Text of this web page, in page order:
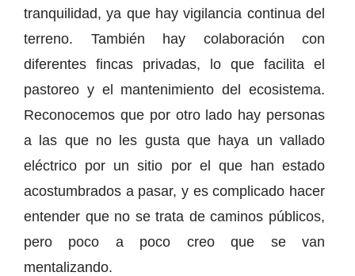
tranquilidad, ya que hay vigilancia continua del
terreno. También hay colaboración con
diferentes fincas privadas, lo que facilita el
pastoreo y el mantenimiento del ecosistema.
Reconocemos que por otro lado hay personas
a las que no les gusta que haya un vallado
eléctrico por un sitio por el que han estado
acostumbrados a pasar, y es complicado hacer
entender que no se trata de caminos públicos,
pero poco a poco creo que se van
mentalizando.